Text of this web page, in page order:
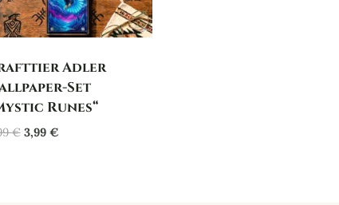
Adler
Set
Runes“
€ Ursprünglicher
3,99 €Aktueller